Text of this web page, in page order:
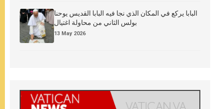
البابا يركع في المكان الذي نجا فيه البابا القديس يوحنا
بولس الثاني من محاولة اغتيال
13 May 2026